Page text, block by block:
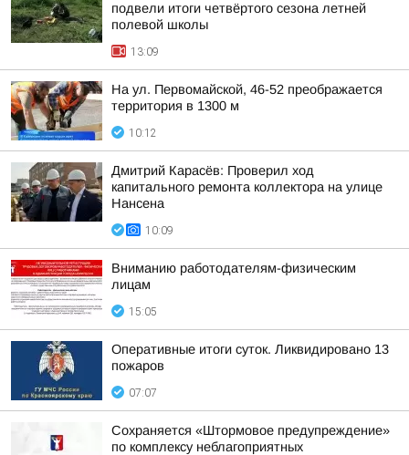
подвели итоги четвёртого сезона летней
полевой школы
13:09
На ул. Первомайской, 46-52 преображается
территория в 1300 м
10:12
Дмитрий Карасёв: Проверил ход
капитального ремонта коллектора на улице
Нансена
10:09
Вниманию работодателям-физическим
лицам
15:05
Оперативные итоги суток. Ликвидировано 13
пожаров
07:07
Сохраняется «Штормовое предупреждение»
по комплексу неблагоприятных